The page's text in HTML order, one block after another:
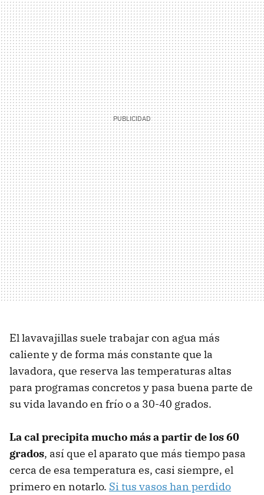
El lavavajillas suele trabajar con agua más
caliente y de forma más constante que la
lavadora, que reserva las temperaturas altas
para programas concretos y pasa buena parte de
su vida lavando en frío o a 30-40 grados.
La cal precipita mucho más a partir de los 60
grados, así que el aparato que más tiempo pasa
cerca de esa temperatura es, casi siempre, el
primero en notarlo. Si tus vasos han perdido